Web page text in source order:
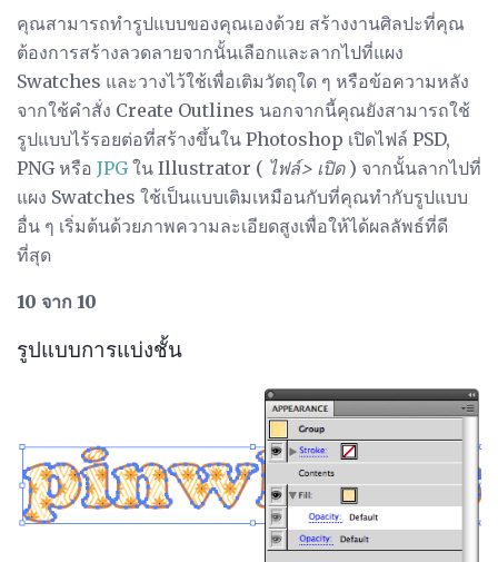
คุณสามารถทำรูปแบบของคุณเองด้วย สร้างงานศิลปะที่คุณ
ต้องการสร้างลวดลายจากนั้นเลือกและลากไปที่แผง
Swatches และวางไว้ใช้เพื่อเติมวัตถุใด ๆ หรือข้อความหลัง
จากใช้คำสั่ง Create Outlines นอกจากนี้คุณยังสามารถใช้
รูปแบบไร้รอยต่อที่สร้างขึ้นใน Photoshop เปิดไฟล์ PSD,
PNG หรือ JPG ใน Illustrator ( ไฟล์> เปิด) จากนั้นลากไปที่
แผง Swatches ใช้เป็นแบบเติมเหมือนกับที่คุณทำกับรูปแบบ
อื่น ๆ เริ่มต้นด้วยภาพความละเอียดสูงเพื่อให้ได้ผลลัพธ์ที่ดี
ที่สุด
10 จาก 10
รูปแบบการแบ่งชั้น